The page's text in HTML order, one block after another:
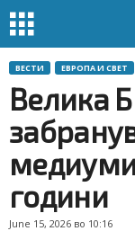
ВЕСТИ ЕВРОПА И СВЕТ
Велика
медиуми
години
June 15, 2026 во 10:16